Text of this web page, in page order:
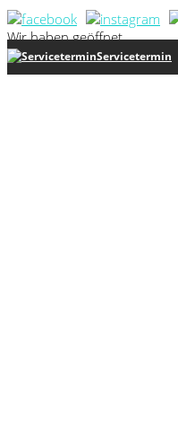
Wir haben geöffnet
Servicetermin